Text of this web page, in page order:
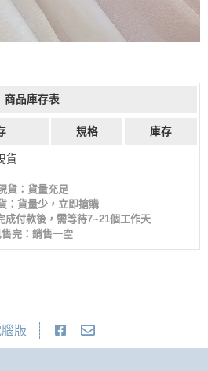
商品庫存表
規格 庫存
貨
貨：貨量充足
：貨量少，立即搶購
成付款後，需等待7~21個工作天
售完：銷售一空
版